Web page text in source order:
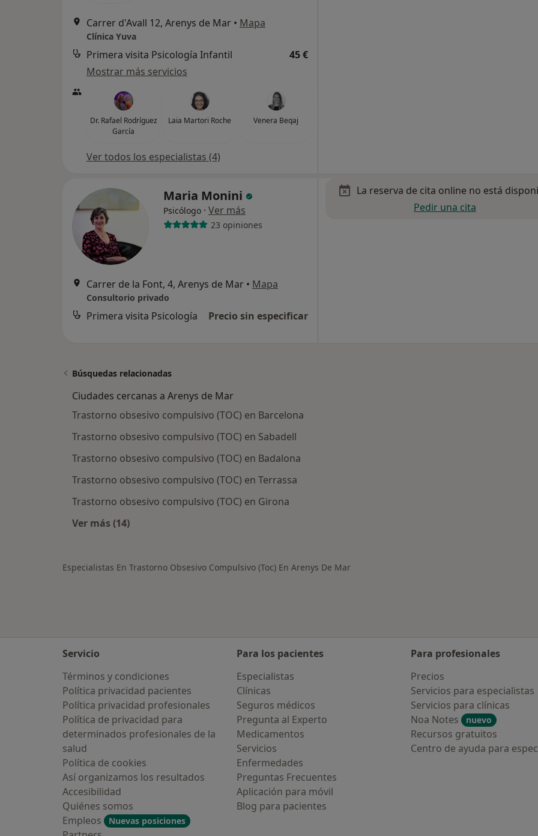
Carrer d'Avall 12, Arenys de Mar • Mapa
Clínica Yuva
Primera visita Psicología Infantil
45 €
Mostrar más servicios
Dr. Rafael Rodríguez
García
Laia Martori Roche Venera Beqaj
Ver todos los especialistas (4)
Maria Monini
Psicólogo · Ver más
23 opiniones
Carrer de la Font, 4, Arenys de Mar • Mapa
Consultorio privado
Primera visita Psicología Precio sin especificar
La reserva de cita online no está
Pedir una cita
Búsquedas relacionadas
Ciudades cercanas a Arenys de Mar
Trastorno obsesivo compulsivo (TOC) en Barcelona
Trastorno obsesivo compulsivo (TOC) en Sabadell
Trastorno obsesivo compulsivo (TOC) en Badalona
Trastorno obsesivo compulsivo (TOC) en Terrassa
Trastorno obsesivo compulsivo (TOC) en Girona
Ver más (14)
Especialistas En Trastorno Obsesivo Compulsivo (Toc) En Arenys De Mar
Servicio
Términos y condiciones
Política privacidad pacientes
Política privacidad profesionales
Política de privacidad para
determinados profesionales de la
salud
Política de cookies
Así organizamos los resultados
Accesibilidad
Quiénes somos
Empleos
Nuevas posiciones
Para los pacientes
Especialistas
Clínicas
Seguros médicos
Pregunta al Experto
Medicamentos
Servicios
Enfermedades
Preguntas Frecuentes
Aplicación para móvil
Blog para pacientes
Para profesionales
Precios
Servicios para especialistas
Servicios para clínicas
Noa Notes
nuevo
Recursos gratuitos
Centro de ayuda para